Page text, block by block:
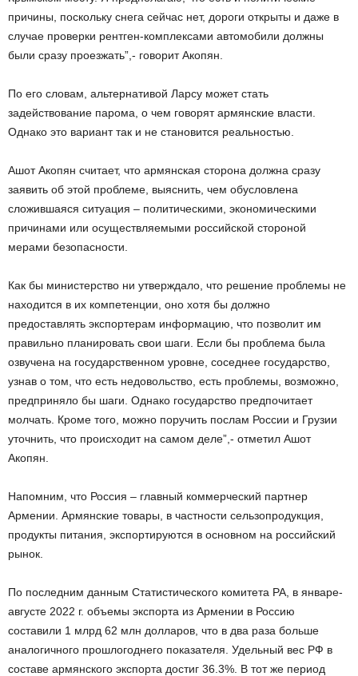
причины, поскольку снега сейчас нет, дороги открыты и даже в
случае проверки рентген-комплексами автомобили должны
были сразу проезжать”,- говорит Акопян.
По его словам, альтернативой Ларсу может стать
задействование парома, о чем говорят армянские власти.
Однако это вариант так и не становится реальностью.
Ашот Акопян считает, что армянская сторона должна сразу
заявить об этой проблеме, выяснить, чем обусловлена
сложившаяся ситуация – политическими, экономическими
причинами или осуществляемыми российской стороной
мерами безопасности.
Как бы министерство ни утверждало, что решение проблемы не
находится в их компетенции, оно хотя бы должно
предоставлять экспортерам информацию, что позволит им
правильно планировать свои шаги. Если бы проблема была
озвучена на государственном уровне, соседнее государство,
узнав о том, что есть недовольство, есть проблемы, возможно,
предприняло бы шаги. Однако государство предпочитает
молчать. Кроме того, можно поручить послам России и Грузии
уточнить, что происходит на самом деле”,- отметил Ашот
Акопян.
Напомним, что Россия – главный коммерческий партнер
Армении. Армянские товары, в частности сельзопродукция,
продукты питания, экспортируются в основном на российский
рынок.
По последним данным Статистического комитета РА, в январе-
августе 2022 г. объемы экспорта из Армении в Россию
составили 1 млрд 62 млн долларов, что в два раза больше
аналогичного прошлогоднего показателя. Удельный вес РФ в
составе армянского экспорта достиг 36.3%. В тот же период